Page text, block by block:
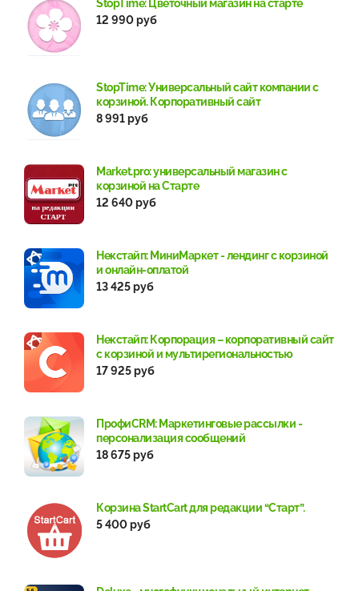
StopTime: Цветочный магазин на старте
12 990 руб
StopTime: Универсальный сайт компании с
корзиной. Корпоративный сайт
8 991 руб
Market.pro: универсальный магазин с
корзиной на Старте
12 640 руб
Некстайп: МиниМаркет - лендинг с корзиной
и онлайн-оплатой
13 425 руб
Некстайп: Корпорация – корпоративный сайт
с корзиной и мультирегиональностью
17 925 руб
ПрофиCRM: Маркетинговые рассылки -
персонализация сообщений
18 675 руб
Корзина StartСart для редакции “Старт”.
5 400 руб